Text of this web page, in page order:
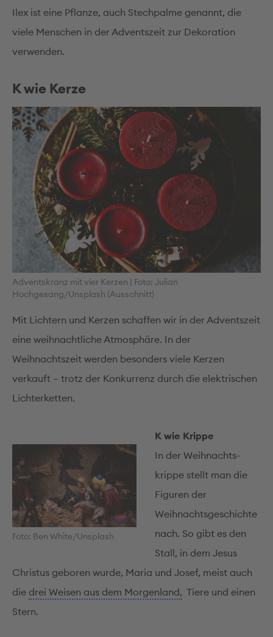
Ilex ist eine Pflanze, auch Stechpalme genannt, die
viele Menschen in der Adventszeit zur Dekoration
verwenden.
K wie Kerze
Adventskranz mit vier Kerzen | Foto: Julian
Hochgesang/Unsplash (Ausschnitt)
Mit Lichtern und Kerzen schaffen wir in der Adventszeit
eine weihnachtliche Atmosphäre. In der
Weihnachtszeit werden besonders viele Kerzen
verkauft – trotz der Konkurrenz durch die elektrischen
Lichterketten.
Foto: Ben White/Unsplash
K wie Krippe
In der Weih­nachts­
krippe stellt man die
Figuren der
Weihnachts­geschichte
nach. So gibt es den
Stall, in dem Jesus
Christus geboren wurde, Maria und Josef, meist auch
die drei Weisen aus dem Morgenland, Tiere und einen
Stern.